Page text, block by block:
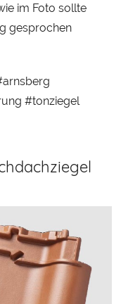
t
im Foto sollte
gesprochen
#tonziegel